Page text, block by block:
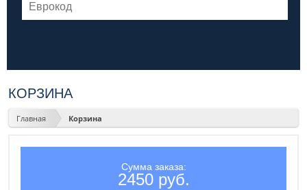
КОРЗИНА
Главная Корзина
Сумма заказа:
2450 руб.